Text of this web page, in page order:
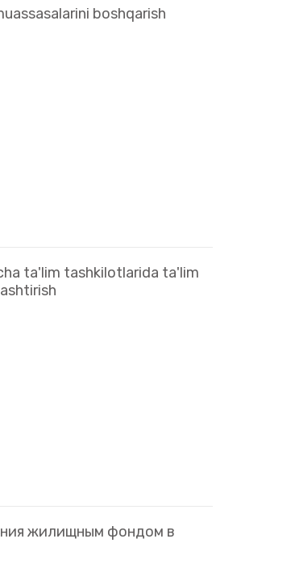
boshqarish
ta'lim tashkilotlarida ta'lim
жилищным фондом в